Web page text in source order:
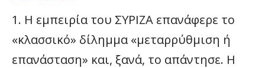
1. Η εμπειρία του ΣΥΡΙΖΑ επανάφερε το
«κλασσικό» δίλημμα «μεταρρύθμιση ή
επανάσταση» και, ξανά, το απάντησε. Η